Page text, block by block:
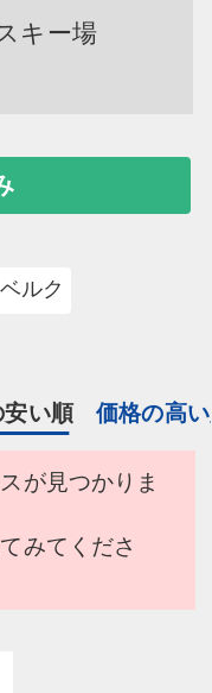
キー場
ルク
い順 価格の高
が見つかりま
みてくださ